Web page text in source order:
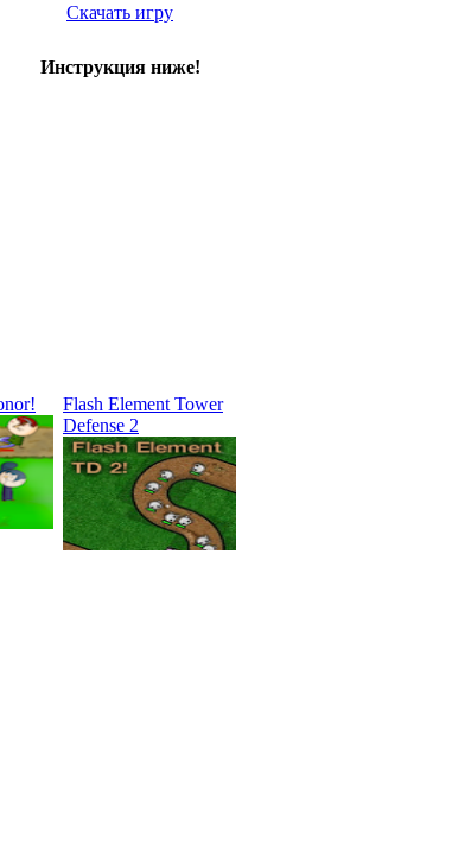
Скачать игру
Инструкция ниже!
Flash Element Tower
Defense 2